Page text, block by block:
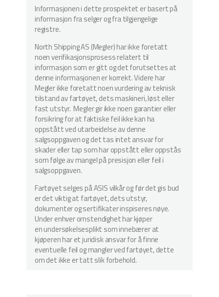
Informasjonen i dette prospektet er basert på
informasjon fra selger og fra tilgjengelige
registre.
North Shipping AS (Megler) har ikke foretatt
noen verifikasjonsprosess relatert til
informasjon som er gitt og det forutsettes at
denne informasjonen er korrekt. Videre har
Megler ikke foretatt noen vurdering av teknisk
tilstand av fartøyet, dets maskineri, løst eller
fast utstyr. Megler gir ikke noen garantier eller
forsikring for at faktiske feil ikke kan ha
oppstått ved utarbeidelse av denne
salgsoppgaven og det tas intet ansvar for
skader eller tap som har oppstått eller oppstås
som følge av mangel på presisjon eller feil i
salgsoppgaven.
Fartøyet selges på ASIS vilkår og før det gis bud
er det viktig at fartøyet, dets utstyr,
dokumenter og sertifikater inspiseres nøye.
Under enhver omstendighet har kjøper
en undersøkelsesplikt som innebærer at
kjøperen har et juridisk ansvar for å finne
eventuelle feil og mangler ved fartøyet, dette
om det ikke er tatt slik forbehold.